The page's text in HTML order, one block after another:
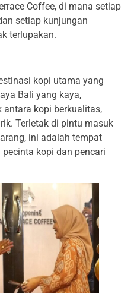
Coffee, di mana setiap
setiap kunjungan
terlupakan.
kopi utama yang
Bali yang kaya,
antara kopi berkualitas,
Terletak di pintu masuk
ini adalah tempat
kopi dan pencari